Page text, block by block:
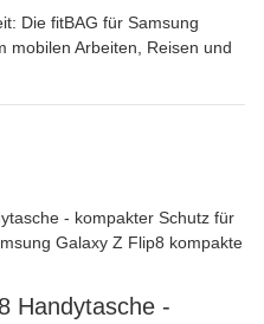
Die fitBAG für Samsung
mobilen Arbeiten, Reisen und
Handytasche -